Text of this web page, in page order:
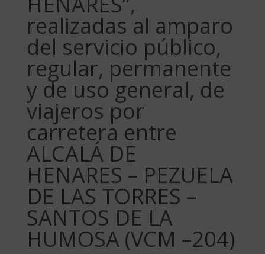
realizadas al amparo
del servicio público,
regular, permanente
y de uso general, de
viajeros por
carretera entre
ALCALÁ DE
HENARES – PEZUELA
DE LAS TORRES –
SANTOS DE LA
HUMOSA (VCM –204)